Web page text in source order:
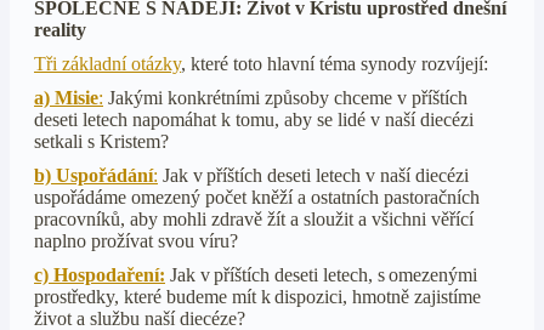
SPOLEČNĚ S NADĚJÍ: Život v Kristu uprostřed dnešní
reality
Tři základní otázky, které toto hlavní téma synody rozvíjejí:
a) Misie: Jakými konkrétními způsoby chceme v příštích
deseti letech napomáhat k tomu, aby se lidé v naší diecézi
setkali s Kristem?
b) Uspořádání: Jak v příštích deseti letech v naší diecézi
uspořádáme omezený počet kněží a ostatních pastoračních
pracovníků, aby mohli zdravě žít a sloužit a všichni věřící
naplno prožívat svou víru?
c) Hospodaření: Jak v příštích deseti letech, s omezenými
prostředky, které budeme mít k dispozici, hmotně zajistíme
život a službu naší diecéze?